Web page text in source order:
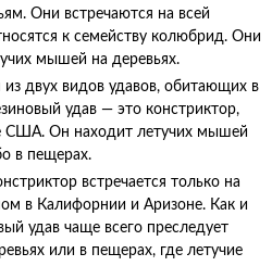
Они встречаются на всей
к семейству колюбрид. Они
мышей на деревьях.
из двух видов удавов, обитающих в
удав — это констриктор,
США. Он находит летучих мышей
в пещерах.
встречается только на
в Калифорнии и Аризоне. Как и
удав чаще всего преследует
или в пещерах, где летучие